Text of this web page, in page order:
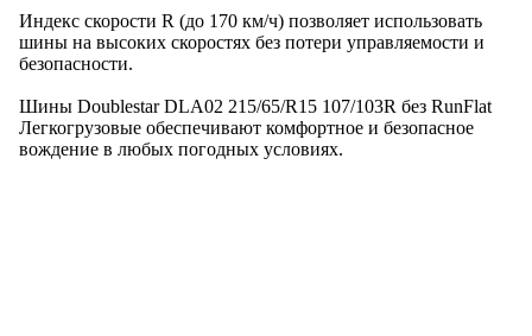
Индекс скорости R (до 170 км/ч) позволяет использовать
шины на высоких скоростях без потери управляемости и
безопасности.
Шины Doublestar DLA02 215/65/R15 107/103R без RunFlat
Легкогрузовые обеспечивают комфортное и безопасное
вождение в любых погодных условиях.